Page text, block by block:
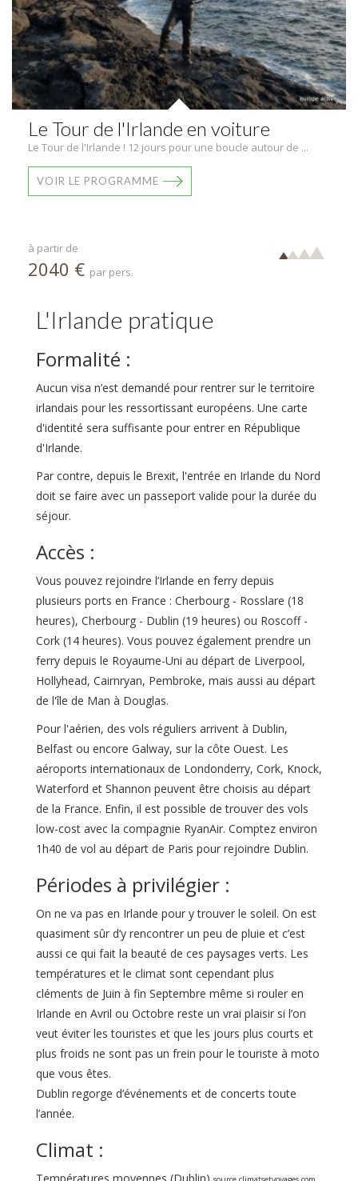
Le Tour de l'Irlande en voiture
Le Tour de l'Irlande ! 12 jours pour une boucle autour de ...
VOIR LE PROGRAMME
à partir de
2040 € par pers.
L'Irlande pratique
Formalité :
Aucun visa n’est demandé pour rentrer sur le territoire
irlandais pour les ressortissant européens. Une carte
d'identité sera suffisante pour entrer en République
d'Irlande.
Par contre, depuis le Brexit, l'entrée en Irlande du Nord
doit se faire avec un passeport valide pour la durée du
séjour.
Accès :
Vous pouvez rejoindre l’Irlande en ferry depuis
plusieurs ports en France : Cherbourg - Rosslare (18
heures), Cherbourg - Dublin (19 heures) ou Roscoff -
Cork (14 heures). Vous pouvez également prendre un
ferry depuis le Royaume-Uni au départ de Liverpool,
Hollyhead, Cairnryan, Pembroke, mais aussi au départ
de l'île de Man à Douglas.
Pour l'aérien, des vols réguliers arrivent à Dublin,
Belfast ou encore Galway, sur la côte Ouest. Les
aéroports internationaux de Londonderry, Cork, Knock,
Waterford et Shannon peuvent être choisis au départ
de la France. Enfin, il est possible de trouver des vols
low-cost avec la compagnie RyanAir. Comptez environ
1h40 de vol au départ de Paris pour rejoindre Dublin.
Périodes à privilégier :
On ne va pas en Irlande pour y trouver le soleil. On est
quasiment sûr d’y rencontrer un peu de pluie et c’est
aussi ce qui fait la beauté de ces paysages verts. Les
températures et le climat sont cependant plus
cléments de Juin à fin Septembre même si rouler en
Irlande en Avril ou Octobre reste un vrai plaisir si l’on
veut éviter les touristes et que les jours plus courts et
plus froids ne sont pas un frein pour le touriste à moto
que vous êtes.
Dublin regorge d’événements et de concerts toute
l’année.
Climat :